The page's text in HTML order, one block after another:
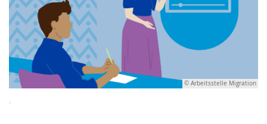
© Arbeitsstelle Migration